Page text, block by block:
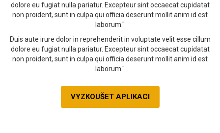
dolore eu fugiat nulla pariatur. Excepteur sint occaecat cupidatat
non proident, sunt in culpa qui officia deserunt mollit anim id est
laborum."
Duis aute irure dolor in reprehenderit in voluptate velit esse cillum
dolore eu fugiat nulla pariatur. Excepteur sint occaecat cupidatat
non proident, sunt in culpa qui officia deserunt mollit anim id est
laborum."
VYZKOUŠET APLIKACI